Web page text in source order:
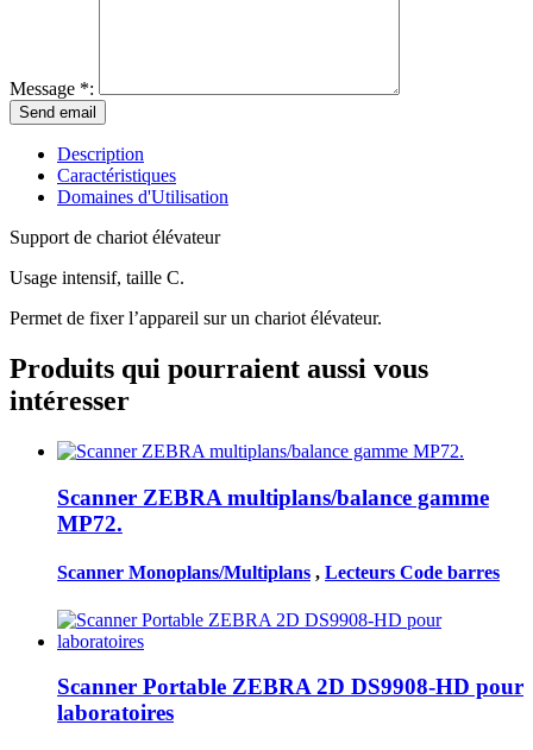
Message *:
Description
Caractéristiques
Domaines d'Utilisation
Support de chariot élévateur
Usage intensif, taille C.
Permet de fixer l’appareil sur un chariot élévateur.
Produits qui pourraient aussi vous
intéresser
Scanner ZEBRA multiplans/balance gamme
MP72.
Scanner Monoplans/Multiplans , Lecteurs Code barres
Scanner Portable ZEBRA 2D DS9908-HD pour
laboratoires